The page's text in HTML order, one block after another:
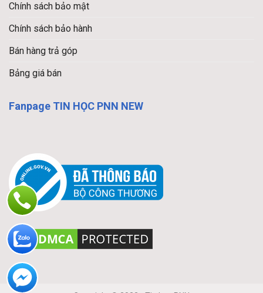
Chính sách bảo mật
Chính sách bảo hành
Bán hàng trả góp
Bảng giá bán
Fanpage TIN HỌC PNN NEW